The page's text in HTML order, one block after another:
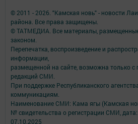
© 2011 - 2026. "Камская новь" - новости
района. Все права защищены.
© ТАТМЕДИА. Все материалы,
законом.
Перепечатка, воспроизведение и
информации,
размещенной на сайте, возможна только с
редакций СМИ.
При поддержке Республиканского
коммуникациям.
Наименование СМИ: Кама ягы (Камская
№ свидетельства о регистрации СМИ,
07.10.2025